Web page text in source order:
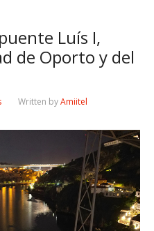
Luís I,
de Oporto y del
Written byAmiitel